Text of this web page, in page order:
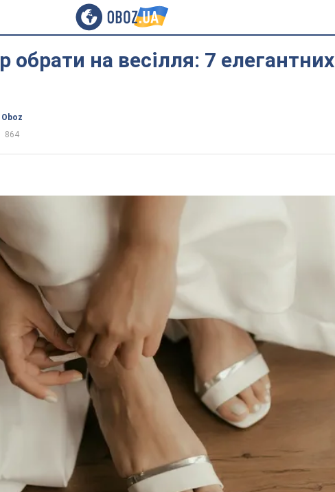
на весілля: 7 елегантних
Oboz
864